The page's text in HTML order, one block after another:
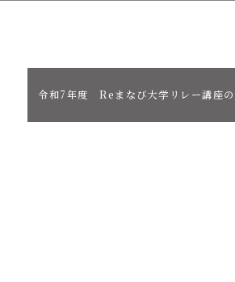
令和7年度 Reまなび大学リレー講座の